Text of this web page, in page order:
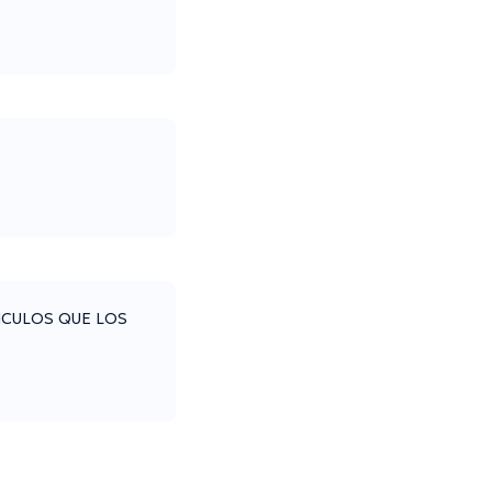
QUE LOS